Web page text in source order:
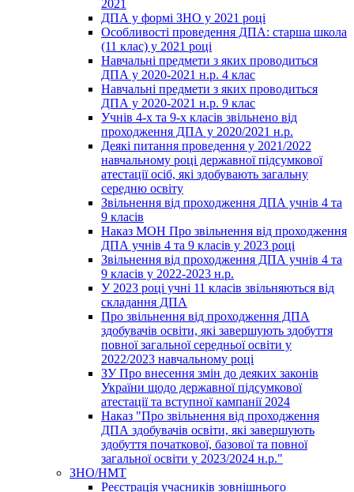
2021
ДПА у формі ЗНО у 2021 році
Особливості проведення ДПА: старша школа
(11 клас) у 2021 році
Навчальні предмети з яких проводиться
ДПА у 2020-2021 н.р. 4 клас
Навчальні предмети з яких проводиться
ДПА у 2020-2021 н.р. 9 клас
Учнів 4-х та 9-х класів звільнено від
проходження ДПА у 2020/2021 н.р.
Деякі питання проведення у 2021/2022
навчальному році державної підсумкової
атестації осіб, які здобувають загальну
середню освіту
Звільнення від проходження ДПА учнів 4 та
9 класів
Наказ МОН Про звільнення від проходження
ДПА учнів 4 та 9 класів у 2023 році
Звільнення від проходження ДПА учнів 4 та
9 класів у 2022-2023 н.р.
У 2023 році учні 11 класів звільняються від
складання ДПА
Про звільнення від проходження ДПА
здобувачів освіти, які завершують здобуття
повної загальної середньої освіти у
2022/2023 навчальному році
ЗУ Про внесення змін до деяких законів
України щодо державної підсумкової
атестації та вступної кампанії 2024
Наказ "Про звільнення від проходження
ДПА здобувачів освіти, які завершують
здобуття початкової, базової та повної
загальної освіти у 2023/2024 н.р."
ЗНО/НМТ
Реєстрація учасників зовнішнього